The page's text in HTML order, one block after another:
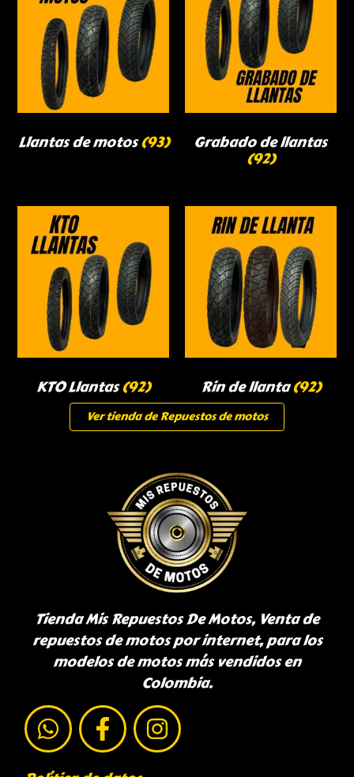
Llantas de motos(93) Grabado de llantas
(92)
KTO Llantas(92) Rin de llanta(92)
Ver tienda de Repuestos de motos
Tienda Mis Repuestos De Motos, Venta de
repuestos de motos por internet, para los
modelos de motos más vendidos en
Colombia.